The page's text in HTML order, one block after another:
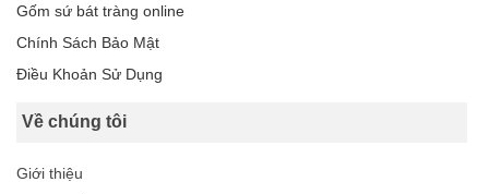
Gốm sứ bát tràng online
Chính Sách Bảo Mật
Điều Khoản Sử Dụng
Về chúng tôi
Giới thiệu